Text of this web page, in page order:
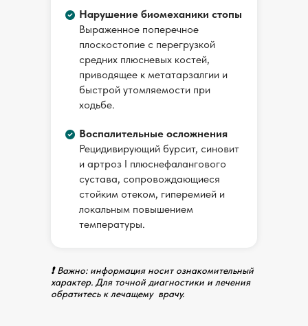
Пациент ӏ 19.10.2025
Врач
Очень вежливый, внимательный специалист.
Вызывает доверие. Приду еще раз.
Читать целиком
❗ Важно: информация носит ознакомительный
характер. Для точной диагностики и лечения
обратитесь к лечащему врачу.
Нарушение биомеханики стопы
Выраженное поперечное
плоскостопие с перегрузкой
средних плюсневых костей,
приводящее к метатарзалгии и
быстрой утомляемости при
ходьбе.
Воспалительные осложнения
Рецидивирующий бурсит, синовит
и артроз I плюснефалангового
сустава, сопровождающиеся
стойким отеком, гиперемией и
локальным повышением
температуры.